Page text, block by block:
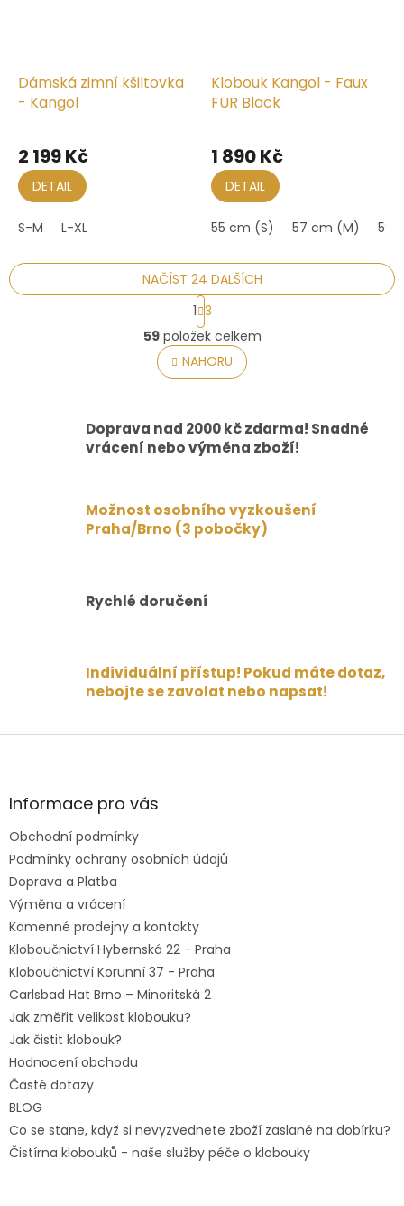
Dámská zimní kšiltovka
- Kangol
2 199 Kč
DETAIL
S-M L-XL
Klobouk Kangol - Faux
FUR Black
1 890 Kč
DETAIL
55 cm (S) 57 cm (M) 59
O
v
l
á
c
í
v
k
y
i
NAČÍST 24 DALŠÍCH
S
t
r
á
n
k
á
n
í
1 3
59položek celkem
NAHORU
Doprava nad 2000 kč zdarma! Snadné
vrácení nebo výměna zboží!
Možnost osobního vyzkoušení
Praha/Brno (3 pobočky)
Rychlé doručení
Individuální přístup! Pokud máte dotaz,
nebojte se zavolat nebo napsat!
Z
aInformace pro vás
Obchodní podmínky
Podmínky ochrany osobních údajů
Doprava a Platba
Výměna a vrácení
Kamenné prodejny a kontakty
Kloboučnictví Hybernská 22 - Praha
Kloboučnictví Korunní 37 - Praha
Carlsbad Hat Brno – Minoritská 2
Jak změřit velikost klobouku?
Jak čistit klobouk?
Hodnocení obchodu
Časté dotazy
BLOG
Co se stane, když si nevyzvednete zboží zaslané na dobírku?
Čistírna klobouků - naše služby péče o klobouky